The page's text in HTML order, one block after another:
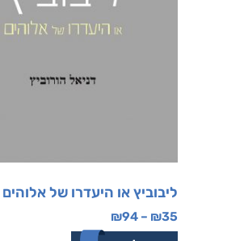
ליבוביץ או היעדרו של אלוהים
₪35
–
₪94